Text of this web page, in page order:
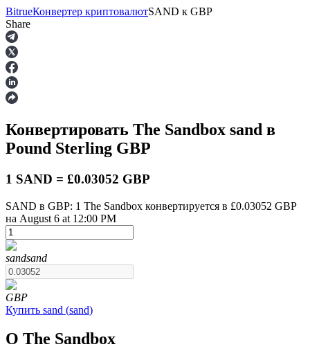
Фьючерсы
USDT-фьючерсы
обеспечения
BitrueКонвертер криптовалютSAND к GBP
Share
Конвертировать The Sandbox sand в
Pound Sterling GBP
1 SAND = £0.03052 GBP
SAND в GBP: 1 The Sandbox конвертируется в £0.03052 GBP
на August 6 at 12:00 PM
sandsand
GBP
Купить sand (sand)
О The Sandbox